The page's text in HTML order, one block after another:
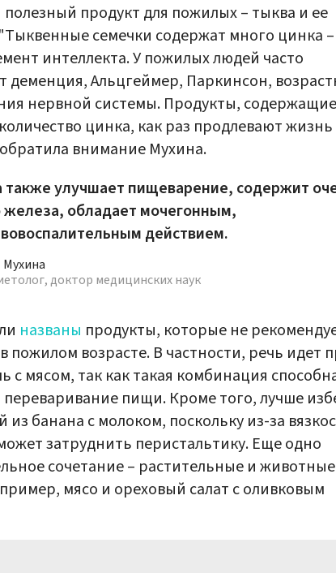
продукт для пожилых – тыква и ее
семечки содержат много цинка
интеллекта. У пожилых людей часто
деменция, Альцгеймер, Паркинсон,
нервной системы. Продукты, содержащие
цинка, как раз продлевают жизнь
внимание Мухина.
также улучшает пищеварение, содержит
железа, обладает мочегонным,
действием.
доктор медицинских наук
названы продукты, которые не
пожилом возрасте. В частности, речь идет
с мясом, так как такая комбинация
пищи. Кроме того, лучше
из банана с молоком, поскольку из-за
затруднить перистальтику. Еще одно
сочетание – растительные и животные
мясо и ореховый салат с оливковым